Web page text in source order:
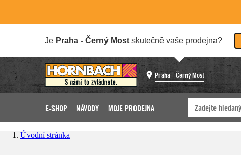
Je Praha - Černý Most skutečně vaše prodejna?
Praha - Černý Most
E-SHOP NÁVODY MOJE PRODEJNA
Úvodní stránka